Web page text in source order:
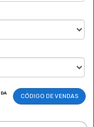
DA
CÓDIGO DE VENDAS